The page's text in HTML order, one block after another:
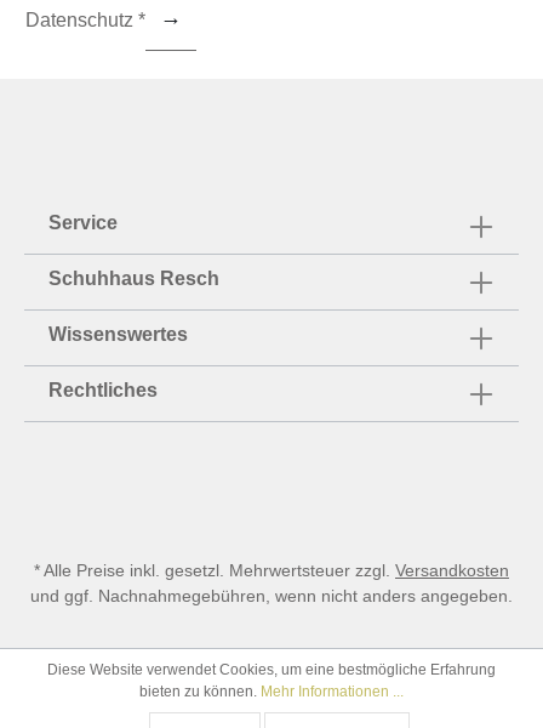
Datenschutz *
Service
Schuhhaus Resch
Wissenswertes
Rechtliches
* Alle Preise inkl. gesetzl. Mehrwertsteuer zzgl. Versandkosten
und ggf. Nachnahmegebühren, wenn nicht anders angegeben.
Diese Website verwendet Cookies, um eine bestmögliche Erfahrung
bieten zu können. Mehr Informationen ...